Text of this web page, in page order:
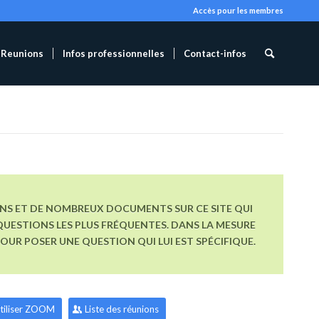
Accès pour les membres
Reunions Infos professionnelles Contact-infos
ET DE NOMBREUX DOCUMENTS SUR CE SITE QUI
LES PLUS FRÉQUENTES. DANS LA MESURE
POSER UNE QUESTION QUI LUI EST SPÉCIFIQUE.
ZOOM Liste des réunions